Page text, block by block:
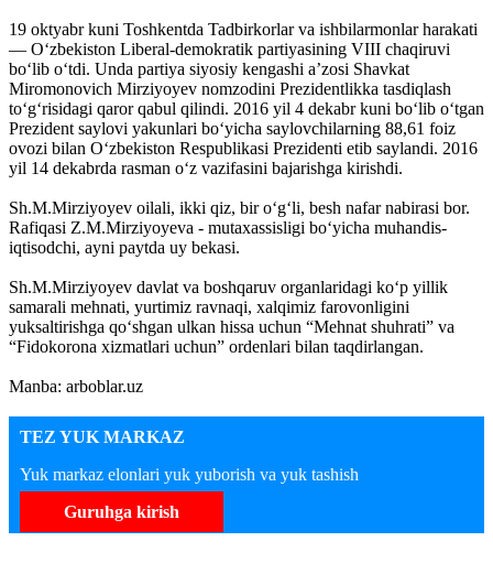
19 oktyabr kuni Toshkentda Tadbirkorlar va ishbilarmonlar harakati
— O‘zbekiston Liberal-demokratik partiyasining VIII chaqiruvi
bo‘lib o‘tdi. Unda partiya siyosiy kengashi a’zosi Shavkat
Miromonovich Mirziyoyev nomzodini Prezidentlikka tasdiqlash
to‘g‘risidagi qaror qabul qilindi. 2016 yil 4 dekabr kuni bo‘lib o‘tgan
Prezident saylovi yakunlari bo‘yicha saylovchilarning 88,61 foiz
ovozi bilan O‘zbekiston Respublikasi Prezidenti etib saylandi. 2016
yil 14 dekabrda rasman o‘z vazifasini bajarishga kirishdi.
Sh.M.Mirziyoyev oilali, ikki qiz, bir o‘g‘li, besh nafar nabirasi bor.
Rafiqasi Z.M.Mirziyoyeva - mutaxassisligi bo‘yicha muhandis-
iqtisodchi, ayni paytda uy bekasi.
Sh.M.Mirziyoyev davlat va boshqaruv organlaridagi ko‘p yillik
samarali mehnati, yurtimiz ravnaqi, xalqimiz farovonligini
yuksaltirishga qo‘shgan ulkan hissa uchun “Mehnat shuhrati” va
“Fidokorona xizmatlari uchun” ordenlari bilan taqdirlangan.
Manba: arboblar.uz
TEZ YUK MARKAZ
Yuk markaz elonlari yuk yuborish va yuk tashish
Guruhga kirish